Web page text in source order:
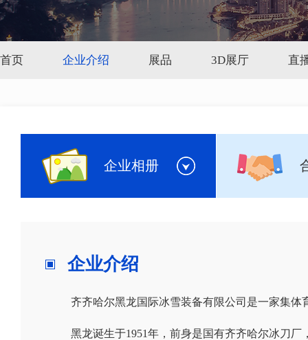
首页 企业介绍 展品 3D展厅 直
企业相册
企业介绍
齐齐哈尔黑龙国际冰雪装备有限公司是一家集
黑龙诞生于1951年，前身是国有齐齐哈尔冰刀厂